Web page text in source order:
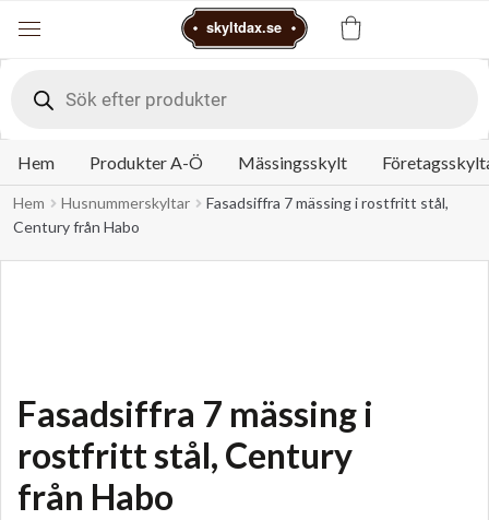
skyltdax.se
search
Hem Produkter A-Ö Mässingsskylt
Hem Husnummerskyltar
Fasadsiffra 7 mässing i rostfritt stål,
Century från Habo
Fasadsiffra 7 mässing i
rostfritt stål, Century
från Habo